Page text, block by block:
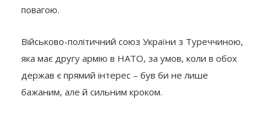
повагою.
Військово-політичний союз України з Туреччиною,
яка має другу армію в НАТО, за умов, коли в обох
держав є прямий інтерес – був би не лише
бажаним, але й сильним кроком.